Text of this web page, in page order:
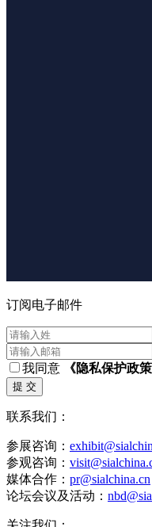
订阅电子邮件
我同意 《隐私保护政策
提 交
联系我们：
参展咨询：
参观咨询：
媒体合作： pr@sialchina.cn
论坛会议及活动：